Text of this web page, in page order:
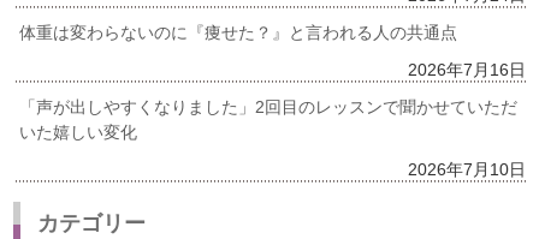
体重は変わらないのに『痩せた？』と言われる人の共通点
2026年7月16日
「声が出しやすくなりました」2回目のレッスンで聞かせていただ
いた嬉しい変化
2026年7月10日
カテゴリー